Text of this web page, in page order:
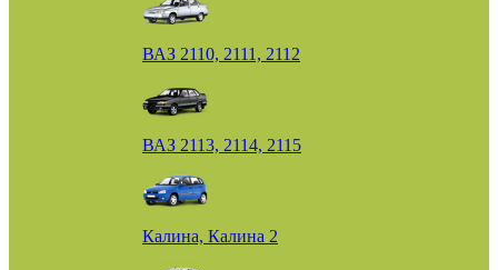
ВАЗ 2110, 2111, 2112
ВАЗ 2113, 2114, 2115
Калина, Калина 2